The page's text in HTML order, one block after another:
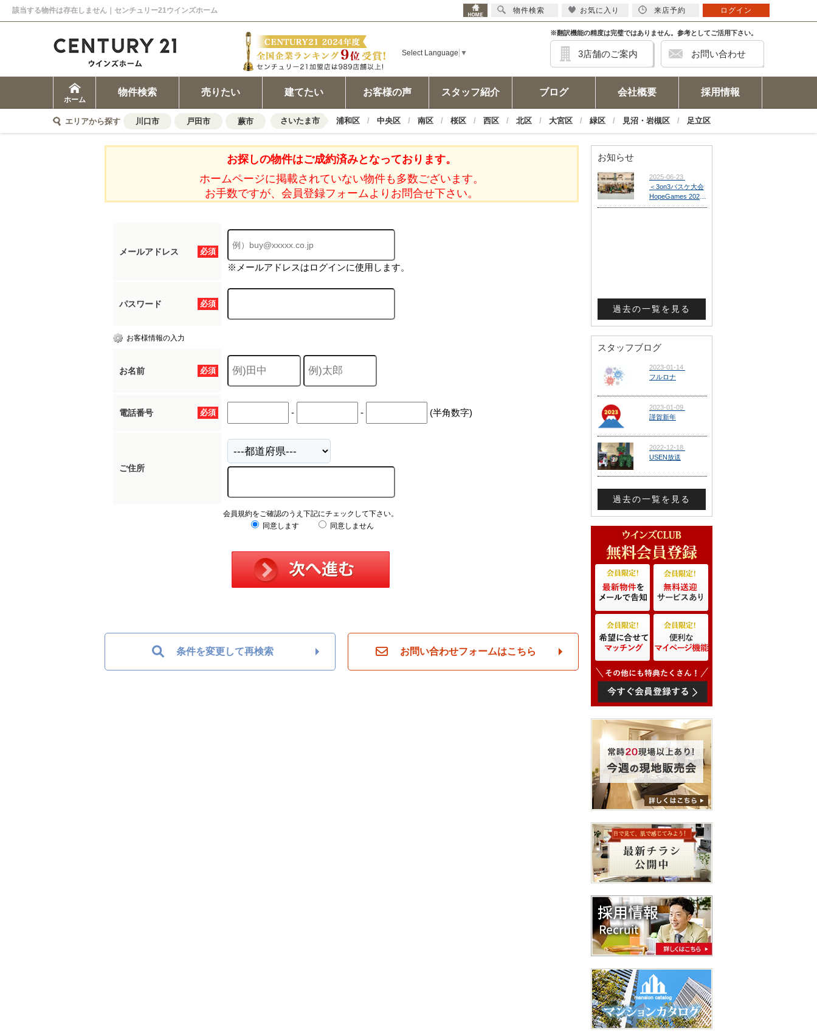
該当する物件は存在しません｜センチュリー21ウインズホーム
Select Language ▼
※翻訳機能の精度は完璧ではありません。参考としてご活用下さい。
3店舗のご案内 お問い合わせ
ホーム
物件検索 売りたい 建てたい お客様の声 スタッフ紹介 ブログ 会社概要 採用情報
エリアから探す 川口市 戸田市 蕨市 さいたま市 浦和区 中央区 南区 桜区 西区 北区 大宮区 緑区 見沼・岩槻区 足立区
お探しの物件はご成約済みとなっております。
ホームページに掲載されていない物件も多数ございます。
お手数ですが、会員登録フォームよりお問合せ下さい。
必須
メールアドレス
※メールアドレスはログインに使用します。
必須
パスワード
お客様情報の入力
必須
お名前
必須
電話番号 - - (半角数字)
ご住所
会員規約をご確認のうえ下記にチェックして下さい。
同意します
同意しません
条件を変更して再検索 お問い合わせフォームはこちら
お知らせ
過去の一覧を見る
スタッフブログ
過去の一覧を見る
物件検索 お気に入り 来店予約 ログイン